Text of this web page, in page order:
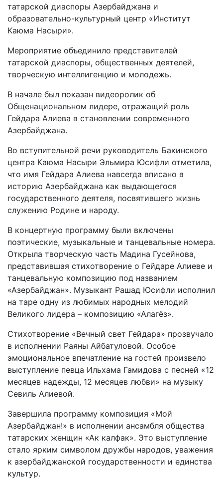
татарской диаспоры Азербайджана и
образовательно-культурный центр «Институт
Каюма Насыри».
Мероприятие объединило представителей
татарской диаспоры, общественных деятелей,
творческую интеллигенцию и молодежь.
В начале был показан видеоролик об
Общенациональном лидере, отражащий роль
Гейдара Алиева в становлении современного
Азербайджана.
Во вступительной речи руководитель Бакинского
центра Каюма Насыри Эльмира Юсифли отметила,
что имя Гейдара Алиева навсегда вписано в
историю Азербайджана как выдающегося
государственного деятеля, посвятившего жизнь
служению Родине и народу.
В концертную программу были включены
поэтические, музыкальные и танцевальные номера.
Открыла творческую часть Мадина Гусейнова,
представившая стихотворение о Гейдаре Алиеве и
танцевальную композицию под названием
«Азербайджан». Музыкант Рашад Юсифли исполнил
на таре одну из любимых народных мелодий
Великого лидера – композицию «Алагёз».
Стихотворение «Вечный свет Гейдара» прозвучало
в исполнении Раяны Айбатуловой. Особое
эмоциональное впечатление на гостей произвело
выступление певца Ильхама Гамидова с песней «12
месяцев надежды, 12 месяцев любви» на музыку
Севиль Алиевой.
Завершила программу композиция «Мой
Азербайджан!» в исполнении ансамбля общества
татарских женщин «Ак калфак». Это выступление
стало ярким символом дружбы народов, уважения
к азербайджанской государственности и единства
культур.